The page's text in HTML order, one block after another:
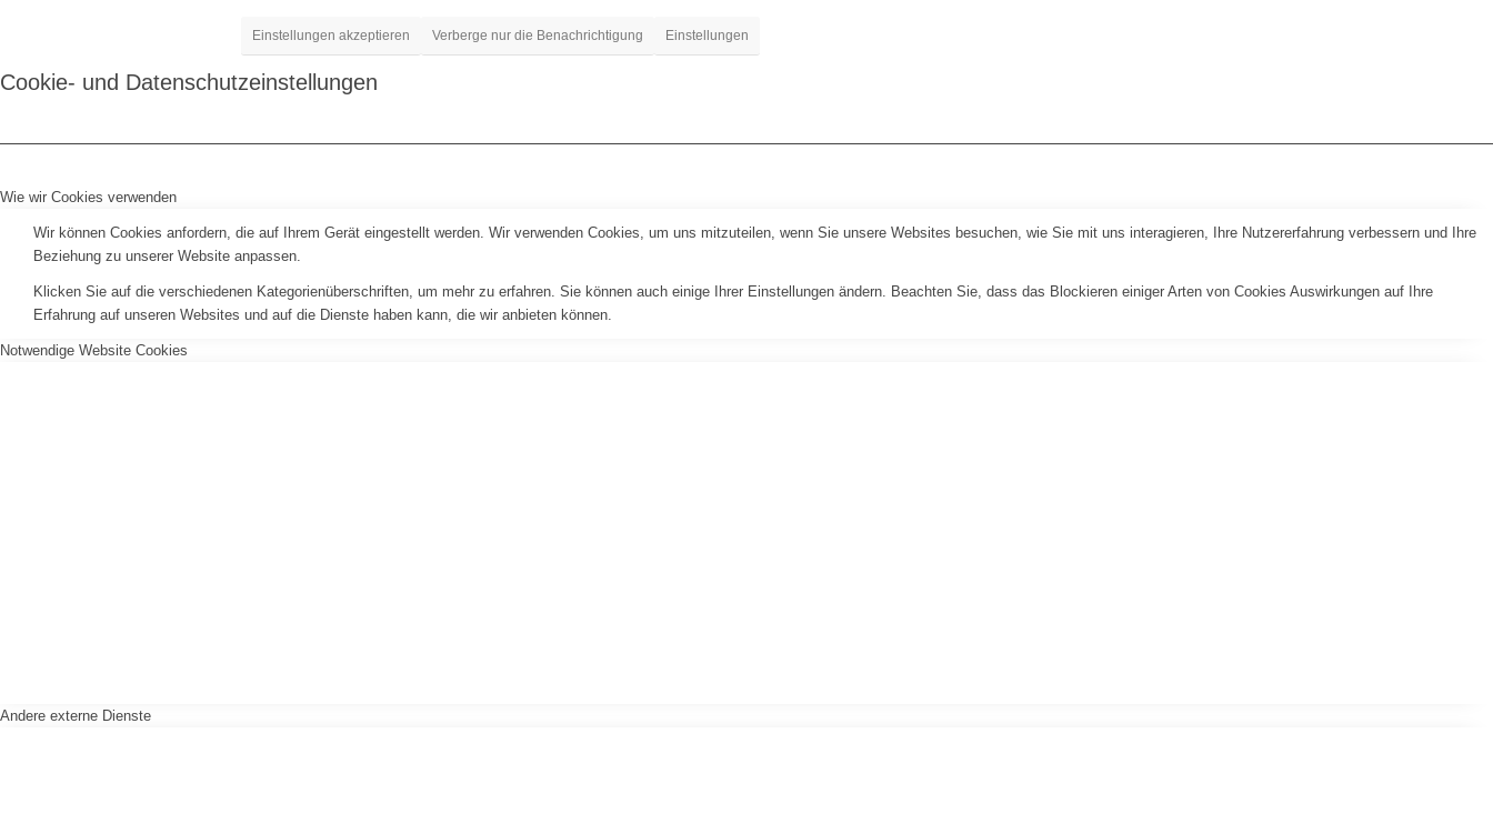
Einstellungen akzeptieren Verberge nur die Benachrichtigung Einstellungen
Cookie- und Datenschutzeinstellungen
Wie wir Cookies verwenden
Wir können Cookies anfordern, die auf Ihrem Gerät eingestellt werden. Wir verwenden Cookies, um uns mitzuteilen, wenn Sie unsere Websites besuchen, wie Sie mit uns interagieren, Ihre Nutzererfahrung verbessern und Ihre
Beziehung zu unserer Website anpassen.
Klicken Sie auf die verschiedenen Kategorienüberschriften, um mehr zu erfahren. Sie können auch einige Ihrer Einstellungen ändern. Beachten Sie, dass das Blockieren einiger Arten von Cookies Auswirkungen auf Ihre
Erfahrung auf unseren Websites und auf die Dienste haben kann, die wir anbieten können.
Notwendige Website Cookies
Andere externe Dienste